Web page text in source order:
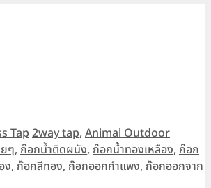
Tap Tags
2way tap, Animal Outdoor
ๆ, ก๊อกน้ำติดผนัง, ก๊อกน้ำทองเหลือง, ก๊อก
ง, ก๊อกสีทอง, ก๊อกออกกำแพง, ก๊อกออกจาก